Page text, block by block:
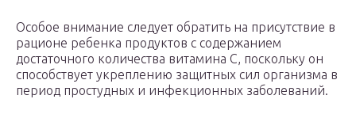
Особое внимание следует обратить на присутствие в
рационе ребенка продуктов с содержанием
достаточного количества витамина С, поскольку он
способствует укреплению защитных сил организма в
период простудных и инфекционных заболеваний.